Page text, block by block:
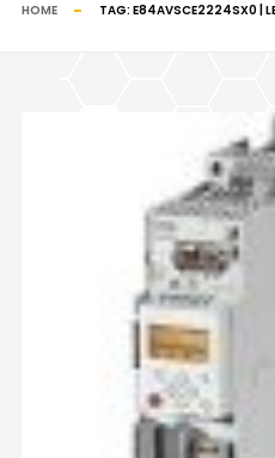
HOME TAG: E84AVSCE2224SX0 |